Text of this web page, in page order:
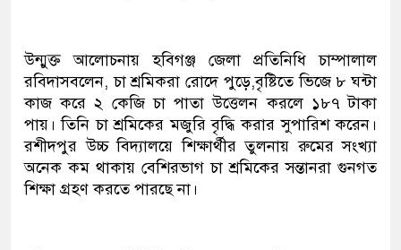
উন্মুক্ত আলোচনায় হবিগঞ্জ জেলা প্রতিনিধি চাম্পালাল
রবিদাসবলেন, চা শ্রমিকরা রোদে পুড়ে,বৃষ্টিতে ভিজে ৮ ঘন্টা
কাজ করে ২ কেজি চা পাতা উত্তেলন করলে ১৮৭ টাকা
পায়। তিনি চা শ্রমিকের মজুরি বৃদ্ধি করার সুপারিশ করেন।
রশীদপুর উচ্চ বিদ্যালয়ে শিক্ষার্থীর তুলনায় রুমের সংখ্যা
অনেক কম থাকায় বেশিরভাগ চা শ্রমিকের সন্তানরা গুনগত
শিক্ষা গ্রহণ করতে পারছে না।